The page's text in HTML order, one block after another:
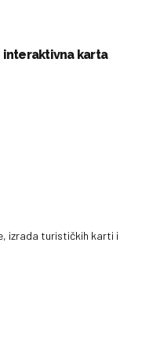
karta
izrada turističkih karti i